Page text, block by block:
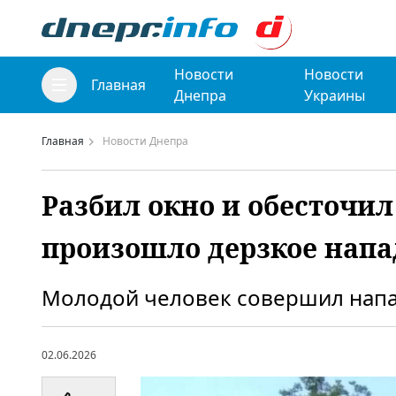
Главная
Новости
Днепра
Новости
Украины
Главная Новости Днепра
Разбил окно и
произошло дерзкое
Молодой человек совершил
02.06.2026